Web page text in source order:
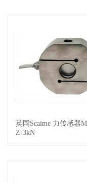
查看详情
英国Scaime 力传感器
Z-3kN